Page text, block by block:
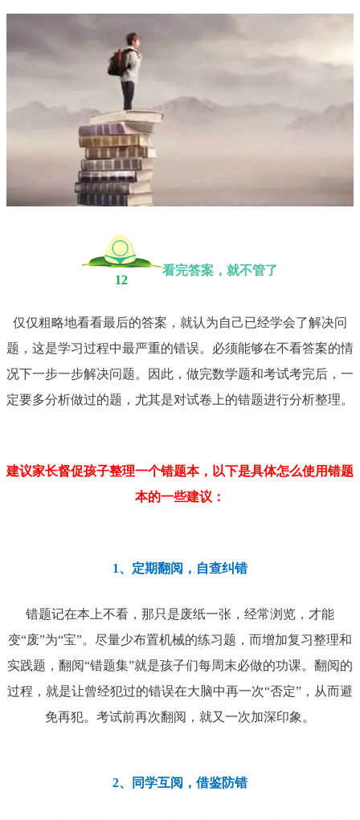
12
看完答案，就不管了
仅仅粗略地看看最后的答案，就认为自己已经学会了解决问
题，这是学习过程中最严重的错误。必须能够在不看答案的情
况下一步一步解决问题。因此，做完数学题和考试考完后，一
定要多分析做过的题，尤其是对试卷上的错题进行分析整理。
建议家长督促孩子整理一个错题本，以下是具体怎么使用错题
本的一些建议：
1、定期翻阅，自查纠错
错题记在本上不看，那只是废纸一张，经常浏览，才能
变“废”为“宝”。尽量少布置机械的练习题，而增加复习整理和
实践题，翻阅“错题集”就是孩子们每周末必做的功课。翻阅的
过程，就是让曾经犯过的错误在大脑中再一次“否定”，从而避
免再犯。考试前再次翻阅，就又一次加深印象。
2、同学互阅，借鉴防错